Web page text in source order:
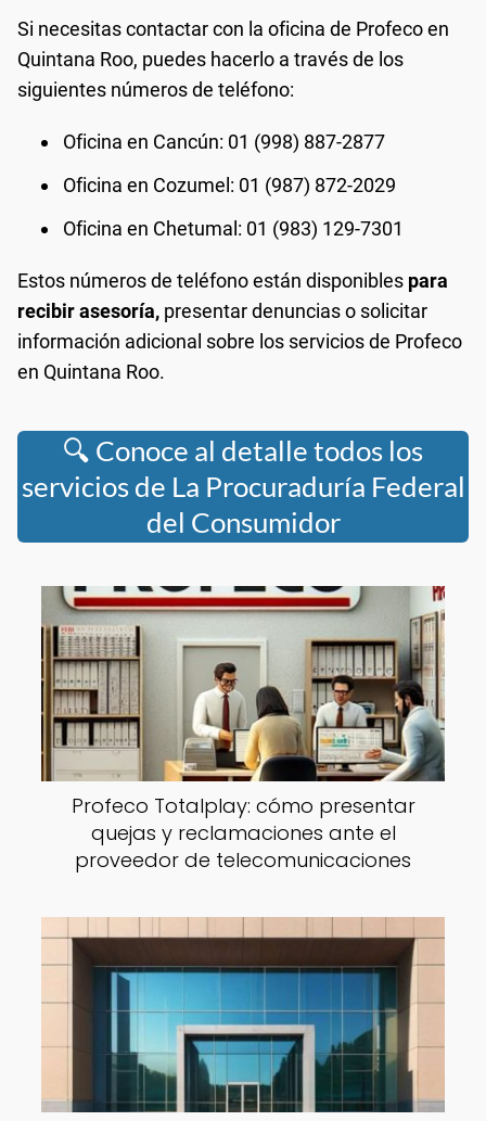
Si necesitas contactar con la oficina de Profeco en
Quintana Roo, puedes hacerlo a través de los
siguientes números de teléfono:
Oficina en Cancún: 01 (998) 887-2877
Oficina en Cozumel: 01 (987) 872-2029
Oficina en Chetumal: 01 (983) 129-7301
Estos números de teléfono están disponibles para
recibir asesoría, presentar denuncias o solicitar
información adicional sobre los servicios de Profeco
en Quintana Roo.
🔍 Conoce al detalle todos los
servicios de La Procuraduría Federal
del Consumidor
Profeco Totalplay: cómo presentar
quejas y reclamaciones ante el
proveedor de telecomunicaciones